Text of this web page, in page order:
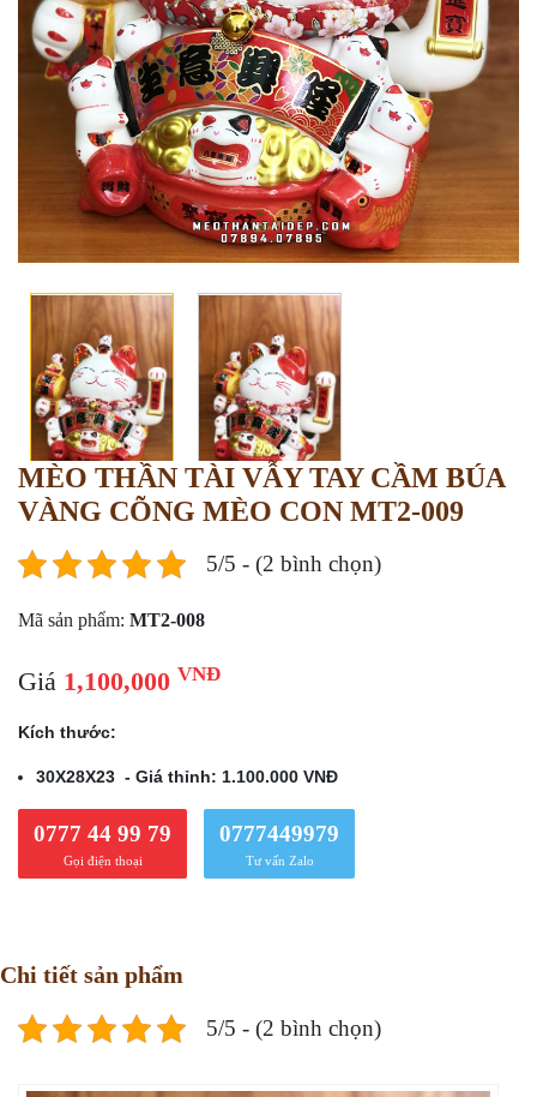
MÈO THẦN TÀI VẪY TAY CẦM BÚA
VÀNG CÕNG MÈO CON MT2-009
5/5 - (2 bình chọn)
Mã sản phẩm: MT2-008
Giá 1,100,000 VNĐ
Kích thước:
30X28X23 - Giá thỉnh: 1.100.000 VNĐ
0777 44 99 79
Gọi điện thoại
0777449979
Tư vấn Zalo
Chi tiết sản phẩm
5/5 - (2 bình chọn)